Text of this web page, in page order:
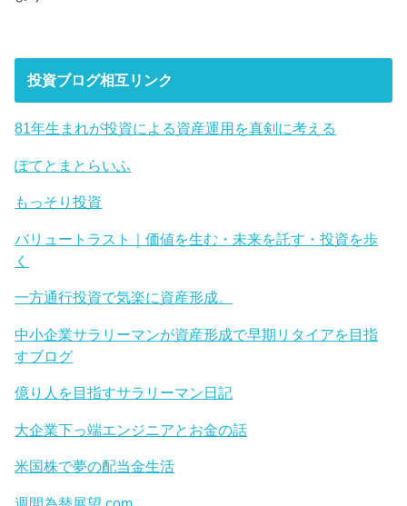
投資ブログ相互リンク
81年生まれが投資による資産運用を真剣に考える
ぽてとまとらいふ
もっそり投資
バリュートラスト｜価値を生む・未来を託す・投資を歩
く
一方通行投資で気楽に資産形成。
中小企業サラリーマンが資産形成で早期リタイアを目指
すブログ
億り人を目指すサラリーマン日記
大企業下っ端エンジニアとお金の話
米国株で夢の配当金生活